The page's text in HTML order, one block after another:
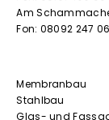
Am
Fon: 08092 247
Membranbau
Stahlbau
Glas- und